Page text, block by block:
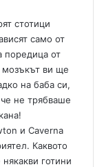
стотици
само от
поредица от
мозъкът ви ще
на баба си,
не трябваше
и Caverna
Каквото
готини